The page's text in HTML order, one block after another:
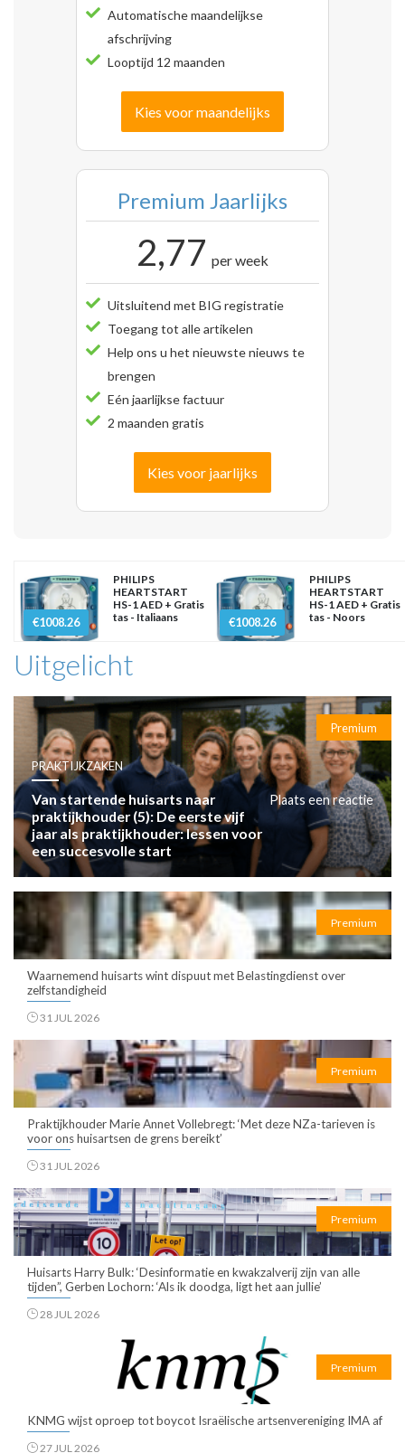
Automatische maandelijkse
afschrijving
Looptijd 12 maanden
Kies voor maandelijks
Premium Jaarlijks
2,77 per week
Uitsluitend met BIG registratie
Toegang tot alle artikelen
Help ons u het nieuwste nieuws te
brengen
Eén jaarlijkse factuur
2 maanden gratis
Kies voor jaarlijks
€1008.26
PHILIPS
HEARTSTART
HS-1 AED + Gratis
tas - Italiaans
€1008.26
PHILIPS
HEARTSTART
HS-1 AED + Gratis
tas - Noors
Uitgelicht
Premium
PRAKTIJKZAKEN
Van startende huisarts naar
praktijkhouder (5): De eerste vijf
jaar als praktijkhouder: lessen voor
een succesvolle start
Plaats een reactie
Premium
Waarnemend huisarts wint dispuut met Belastingdienst over
zelfstandigheid
31 JUL 2026
Premium
Praktijkhouder Marie Annet Vollebregt: ‘Met deze NZa-tarieven is
voor ons huisartsen de grens bereikt’
31 JUL 2026
Premium
Huisarts Harry Bulk: ‘Desinformatie en kwakzalverij zijn van alle
tijden”, Gerben Lochorn: ‘Als ik doodga, ligt het aan jullie’
28 JUL 2026
Premium
KNMG wijst oproep tot boycot Israëlische artsenvereniging IMA af
27 JUL 2026